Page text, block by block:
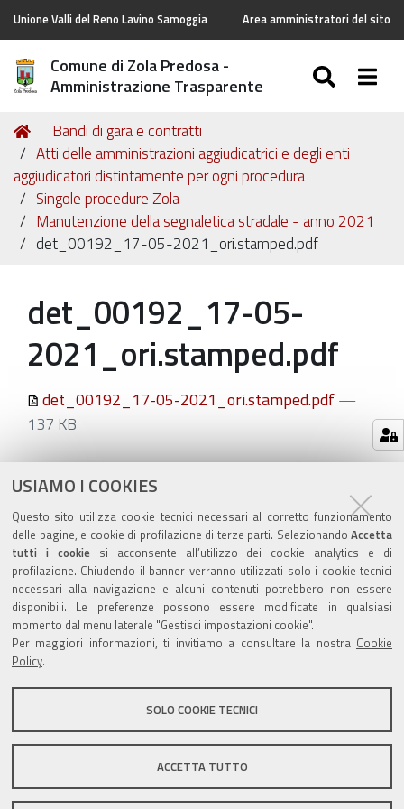
USIAMO I COOKIES
Questo sito utilizza cookie tecnici necessari al corretto funzionamento
delle pagine, e cookie di profilazione di terze parti. Selezionando Accetta
tutti i cookiesi acconsente all’utilizzo dei cookie analytics e di
profilazione. Chiudendo il banner verranno utilizzati solo i cookie tecnici
necessari alla navigazione e alcuni contenuti potrebbero non essere
disponibili. Le preferenze possono essere modificate in qualsiasi
momento dal menu laterale "Gestisci impostazioni cookie".
Per maggiori informazioni, ti invitiamo a consultare la nostra Cookie
Policy.
SOLO COOKIE TECNICI
ACCETTA TUTTO
Unione Valli del Reno Lavino Samoggia Area amministratori del sito
Comune di Zola Predosa -
Amministrazione Trasparente
Tu
sei
qui:
Home
Bandi di gara e contratti
Atti delle amministrazioni aggiudicatrici e degli enti
aggiudicatori distintamente per ogni procedura
Singole procedure Zola
Manutenzione della segnaletica stradale - anno 2021
det_00192_17-05-2021_ori.stamped.pdf
det_00192_17-05-
2021_ori.stamped.pdf
det_00192_17-05-2021_ori.stamped.pdf—
137 KB
Azioni
sul
documento
ultima modifica 24/05/2021
Valuta questo sito
Sito istituzionale Comune di Zola Predosa